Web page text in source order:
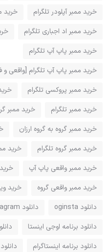
خرید ممبر آپلودر تلگرام
خرید
خرید ممبر اد اجباری تلگرام
خرید ممبر پاپ آپ تلگرام
خرید ممبر پاپ آپ تلگرام [واقعی و
خرید ممبر پروکسی تلگرام
خرید ممبر تلگرام
خرید ممبر
خرید ممبر گروه به گروه ارزان
خرید ممبر گروه تلگرام
خرید
خرید ممبر واقعی پاپ آپ
خرید ممبر واقعی گروه
خرید
دانلود oginsta
دانلود oginstagram
دانلود برنامه اوجی اینستا
دانلود برنامه اینستاگرام